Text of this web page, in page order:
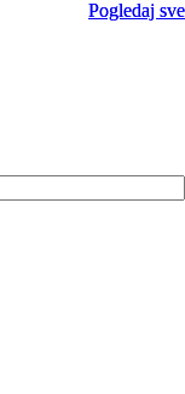
Pogledaj sve
Pogledaj sve